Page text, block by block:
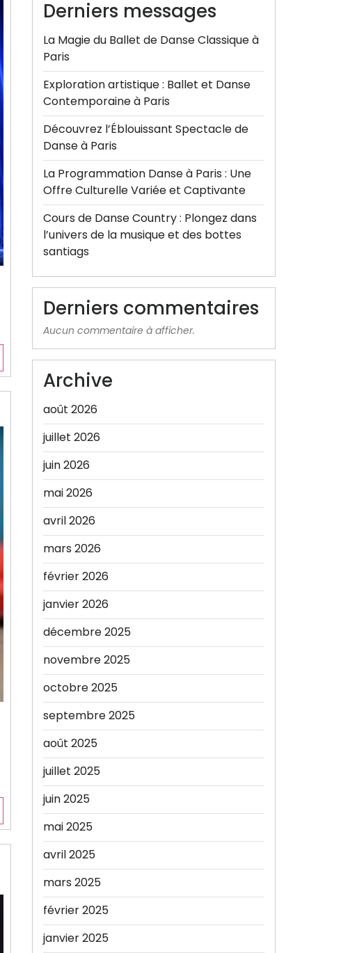
Derniers messages
La Magie du Ballet de Danse Classique à
Paris
Exploration artistique : Ballet et Danse
Contemporaine à Paris
Découvrez l’Éblouissant Spectacle de
Danse à Paris
La Programmation Danse à Paris : Une
Offre Culturelle Variée et Captivante
Cours de Danse Country : Plongez dans
l’univers de la musique et des bottes
santiags
Derniers commentaires
Aucun commentaire à afficher.
Archive
août 2026
juillet 2026
juin 2026
mai 2026
avril 2026
mars 2026
février 2026
janvier 2026
décembre 2025
novembre 2025
octobre 2025
septembre 2025
août 2025
juillet 2025
juin 2025
mai 2025
avril 2025
mars 2025
février 2025
janvier 2025